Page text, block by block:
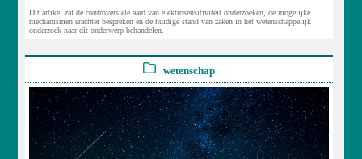
Dit artikel zal de controversiële aard van elektrosensitiviteit onderzoeken, de mogelijke
mechanismen erachter bespreken en de huidige stand van zaken in het wetenschappelijk
onderzoek naar dit onderwerp behandelen.
wetenschap